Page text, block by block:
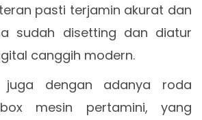
pasti terjamin akurat dan
sudah disetting dan diatur
canggih modern.
juga dengan adanya roda
mesin pertamini, yang